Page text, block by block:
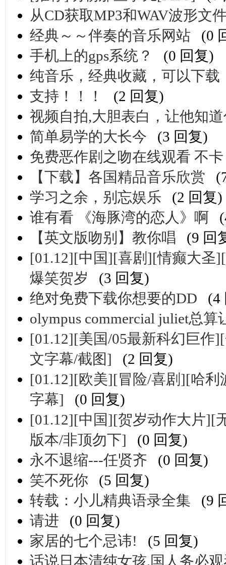
从CD获取MP3和WAV波形文
经典～～伴奏的音乐网站
(0
手机上的gps系统？
(0 回复)
纯音乐，经典收藏，可以下载
支持！！！
(2 回复)
视频自拍,大胆表白，让他知
简单易学的大长今
(3 回复)
免费恶作剧之吻在线观看 不卡
【下载】各国精品音乐欣赏
学习之余，别忘娱乐
(2 回复)
谁有看 《海豚湾的恋人》啊
【英文版吻别】教你唱
(9 回
[01.12][中国][喜剧][情癫大圣
爆笑贺岁
(3 回复)
绝对免费下载你想要的DD
(4
olympus commercial juliet
[01.12][美国/05最新科幻巨作
文字幕/截图]
(2 回复)
[01.12][欧美][冒险/喜剧][哈
字幕]
(0 回复)
[01.12][中国][贺岁动作大片][
版本/非顶勿下]
(0 回复)
永不退缩---任贤齐
(0 回复)
笑不死你
(5 回复)
转载：小儿精典语录全集
(9
请进
(0 回复)
家居的七个忌讳!
(5 回复)
话说日本清纯女孩,国人务必